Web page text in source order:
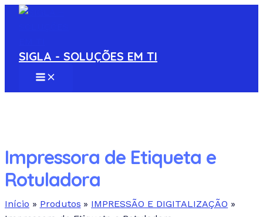
Ir
conteúdo
SIGLA - SOLUÇÕES EM TI
MAIN
S
d
Impressora de Etiqueta e
Rotuladora
Início Produtos
IMPRESSÃO E DIGITALIZAÇÃO